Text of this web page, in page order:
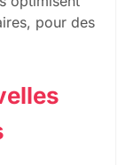
pour des